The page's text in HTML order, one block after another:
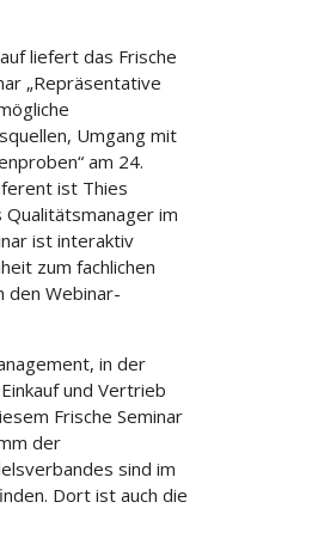
liefert das Frische
„Repräsentative
Umgang mit
am 24.
ist Thies
Qualitätsmanager im
ist interaktiv
zum fachlichen
den Webinar-
in der
und Vertrieb
Frische Seminar
der
sind im
Dort ist auch die